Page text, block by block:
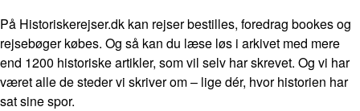
På Historiskerejser.dk kan rejser bestilles, foredrag bookes og
rejsebøger købes. Og så kan du læse løs i arkivet med mere
end 1200 historiske artikler, som vil selv har skrevet. Og vi har
været alle de steder vi skriver om – lige dér, hvor historien har
sat sine spor.